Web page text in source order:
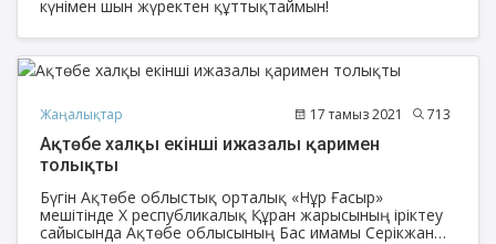
күнімен шын жүректен құттықтаймын!
Жаңалықтар 17 тамыз 2021 713
Ақтөбе халқы екінші ижазалы қаримен
толықты
Бүгін Ақтөбе облыстық орталық «Нұр Ғасыр»
мешітінде Х республикалық Құран жарысының іріктеу
сайысында Ақтөбе облысының Бас имамы Серікжан